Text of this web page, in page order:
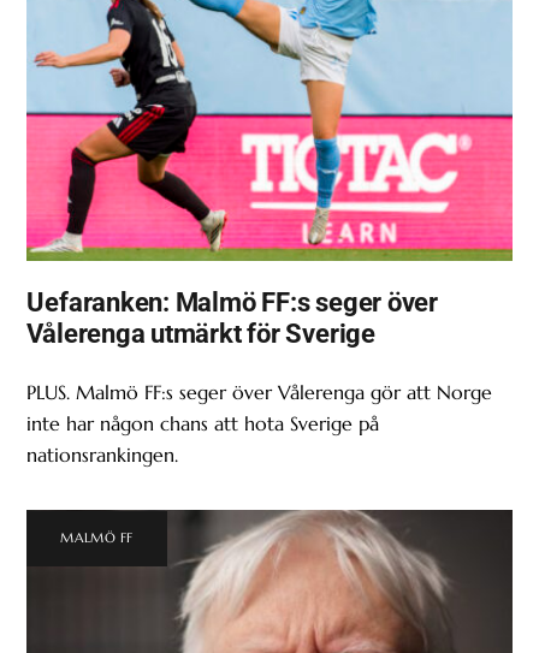
Uefaranken: Malmö FF:s seger över
Vålerenga utmärkt för Sverige
PLUS. Malmö FF:s seger över Vålerenga gör att Norge
inte har någon chans att hota Sverige på
nationsrankingen.
MALMÖ FF